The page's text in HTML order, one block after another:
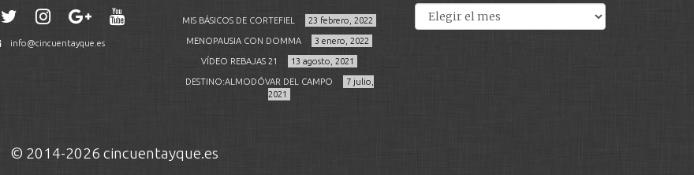
info@cincuentayque.es
MIS BÁSICOS DE CORTEFIEL 23 febrero, 2022
MENOPAUSIA CON DOMMA 3 enero, 2022
VÍDEO REBAJAS 21 13 agosto, 2021
DESTINO:ALMODÓVAR DEL CAMPO
7 julio,
2021
© 2014-2026 cincuentayque.es